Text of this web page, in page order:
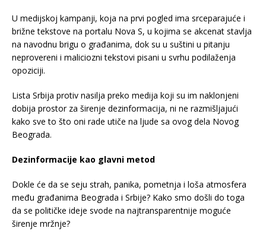
U medijskoj kampanji, koja na prvi pogled ima srceparajuće i
brižne tekstove na portalu Nova S, u kojima se akcenat stavlja
na navodnu brigu o građanima, dok su u suštini u pitanju
neprovereni i maliciozni tekstovi pisani u svrhu podilaženja
opoziciji.
Lista Srbija protiv nasilja preko medija koji su im naklonjeni
dobija prostor za širenje dezinformacija, ni ne razmišljajući
kako sve to što oni rade utiče na ljude sa ovog dela Novog
Beograda.
Dezinformacije kao glavni metod
Dokle će da se seju strah, panika, pometnja i loša atmosfera
među građanima Beograda i Srbije? Kako smo došli do toga
da se političke ideje svode na najtransparentnije moguće
širenje mržnje?